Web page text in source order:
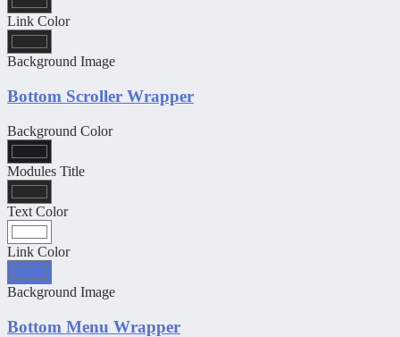
Link Color
Background Image
Bottom Scroller Wrapper
Background Color
Modules Title
Text Color
Link Color
Background Image
Bottom Menu Wrapper